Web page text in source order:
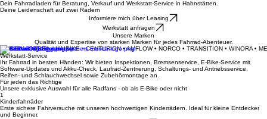
Home DatenschutzerklärungAGBImpressumKontaktWerkstattAmflowMeridaCenturion
Dein Fahrradladen für Beratung, Verkauf und Werkstatt-Service in Hahnstätten.
Informiere mich über Leasing
Werkstatt anfragen
Qualität und Expertise von starken Marken für jedes Fahrrad-Abenteuer.
MERIDA • ORBEA • HAIBIKE • CENTURION • AMFLOW • NORCO • TRANSITION • WINORA •
Werkstatt-Service
Ihr Fahrrad in besten Händen: Wir bieten Inspektionen, Bremsenservice, E-Bike-Service mit
Software-Updates und Akku-Check, Laufrad-Zentrierung, Schaltungs- und Antriebsservice,
Reifen- und Schlauchwechsel sowie Zubehörmontage an.
Für jeden das Richtige
Unsere exklusive Auswahl für alle Radfans - ob als E-Bike oder nicht
1